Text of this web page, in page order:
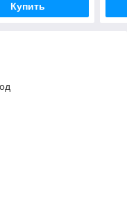
Купить